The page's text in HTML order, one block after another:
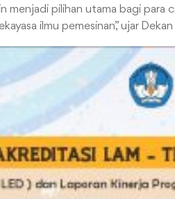
menjadi pilihan utama bagi para
ilmu pemesinan,” ujar